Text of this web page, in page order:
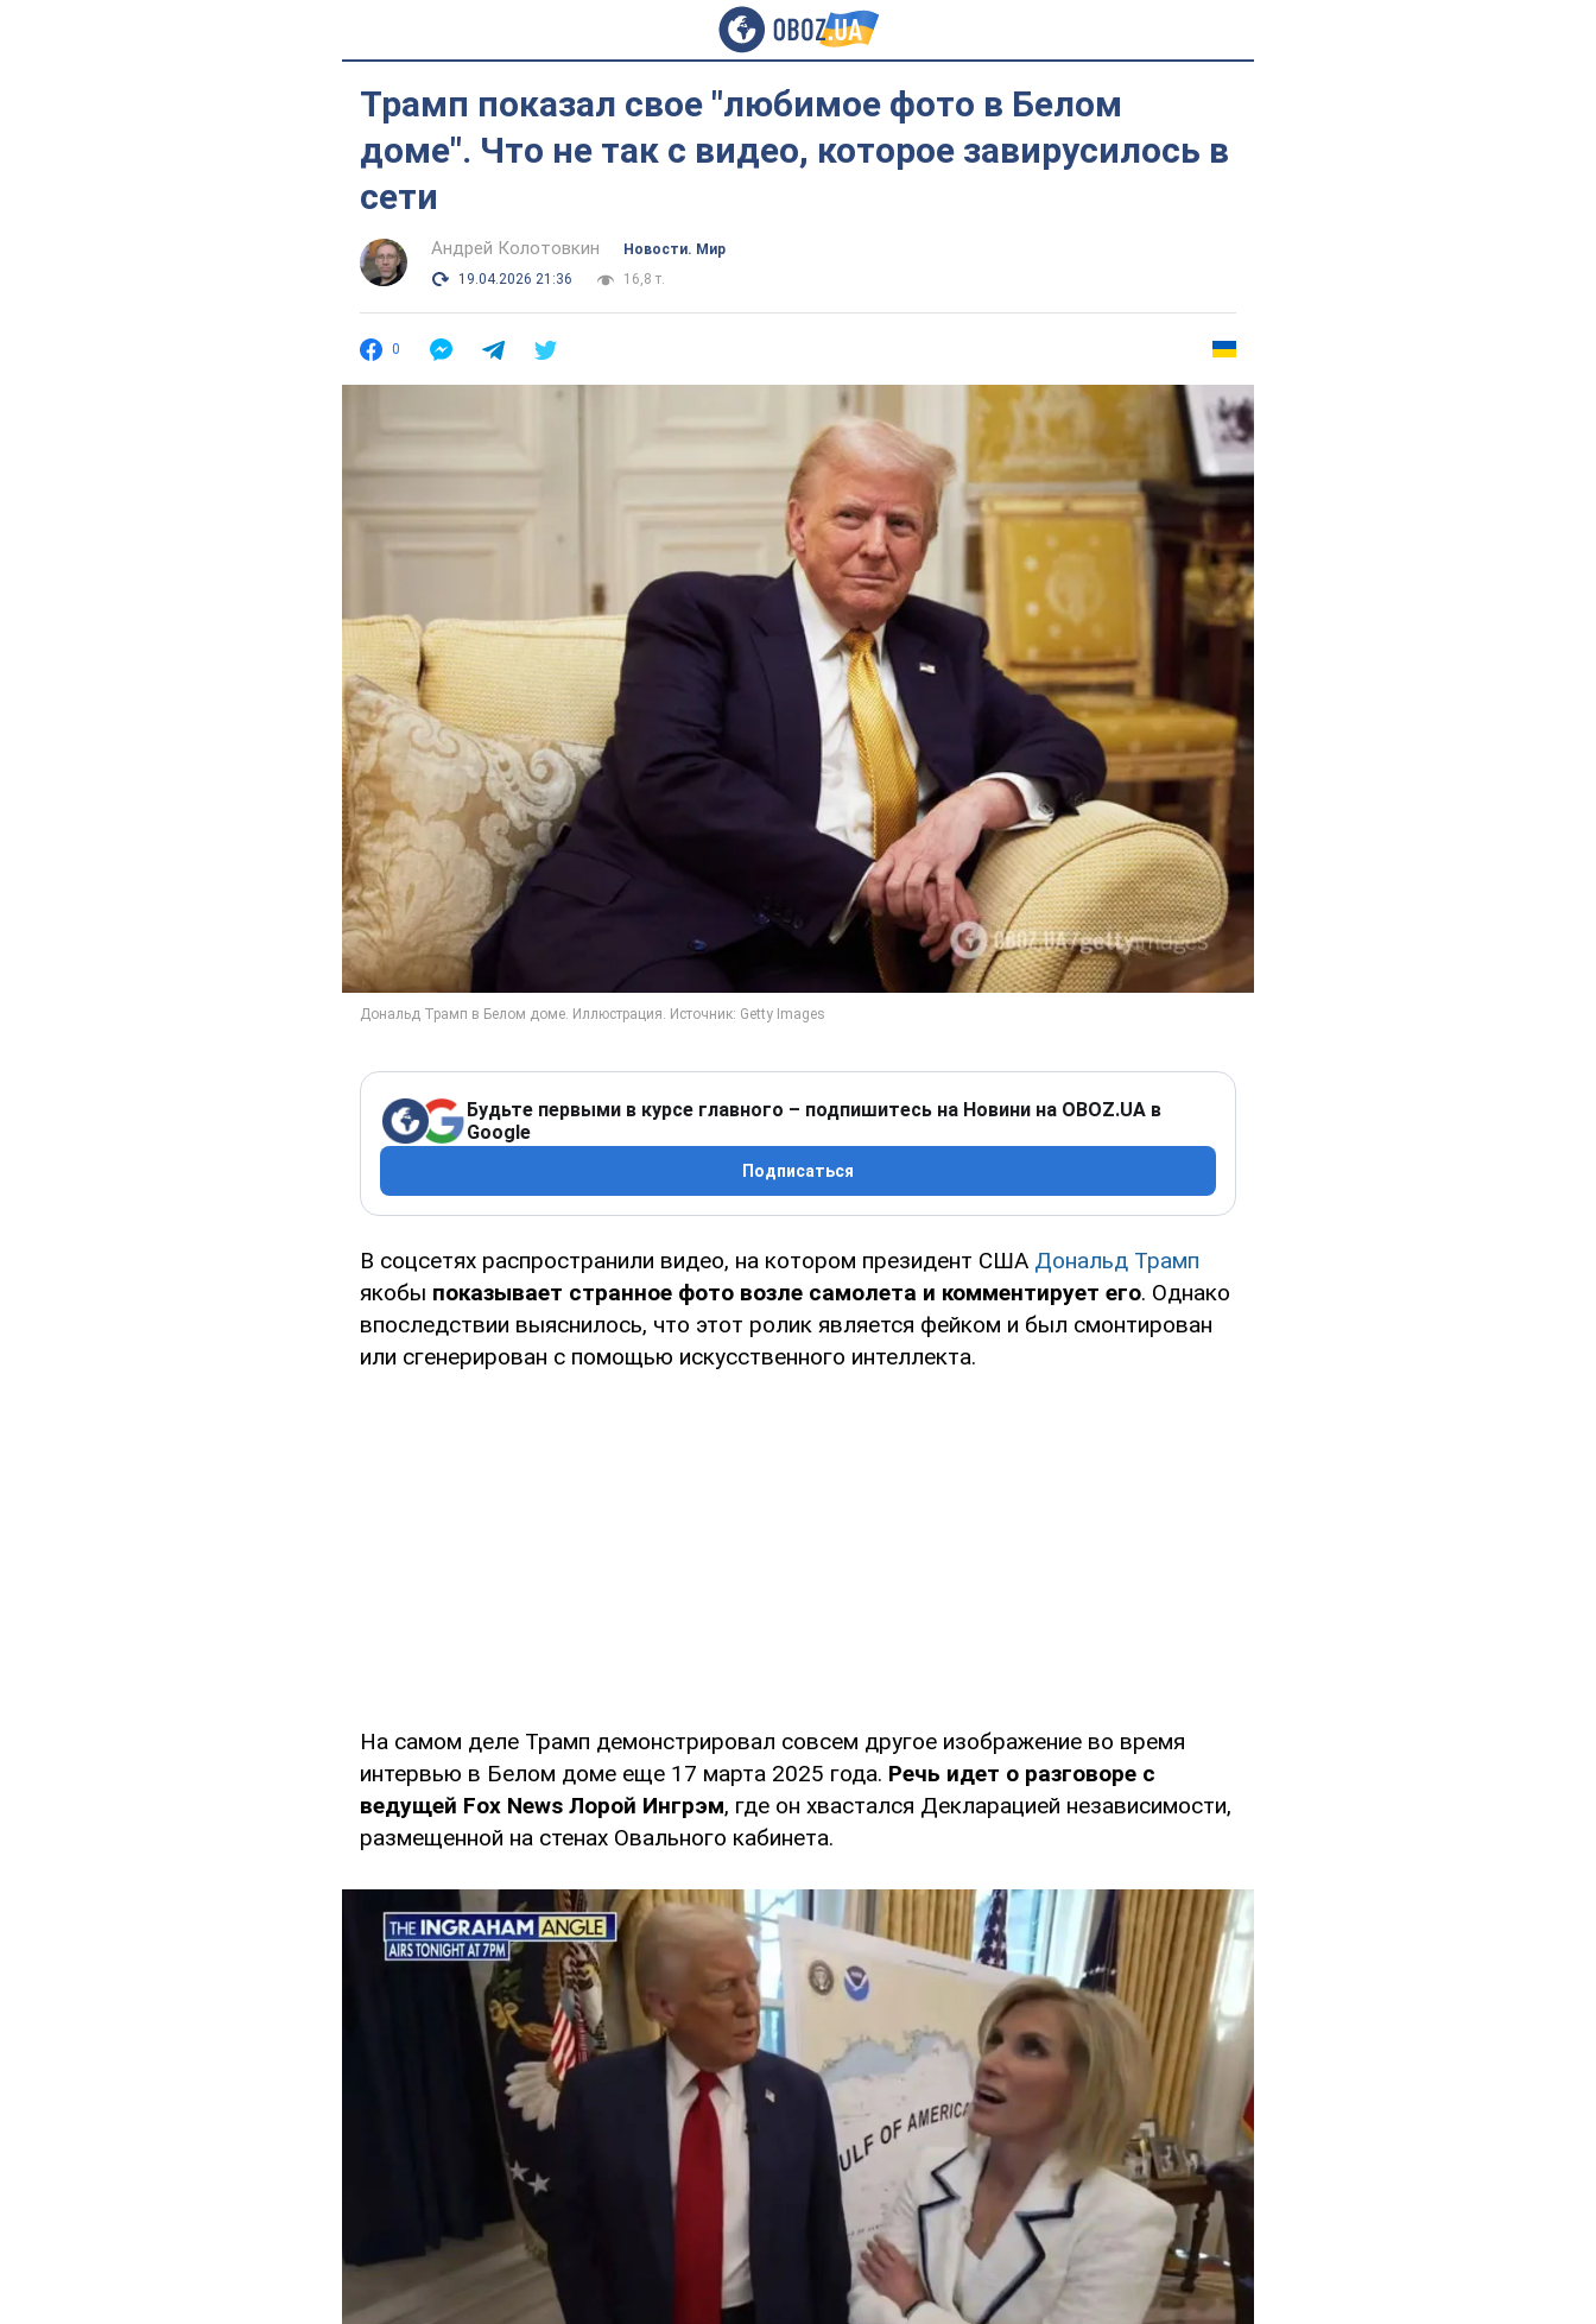
Трамп показал свое "любимое фото в Белом
доме". Что не так с видео, которое завирусилось в
сети
Андрей Колотовкин
Новости. Мир
19.04.2026 21:36
16,8 т.
0
Будьте первыми в курсе главного – подпишитесь на Новини на OBOZ.UA в
Google
Подписаться
В соцсетях распространили видео, на котором президент США Дональд Трамп
якобы показывает странное фото возле самолета и комментирует его. Однако
впоследствии выяснилось, что этот ролик является фейком и был смонтирован
или сгенерирован с помощью искусственного интеллекта.
На самом деле Трамп демонстрировал совсем другое изображение во время
интервью в Белом доме еще 17 марта 2025 года. Речь идет о разговоре с
ведущей Fox News Лорой Ингрэм, где он хвастался Декларацией независимости,
размещенной на стенах Овального кабинета.